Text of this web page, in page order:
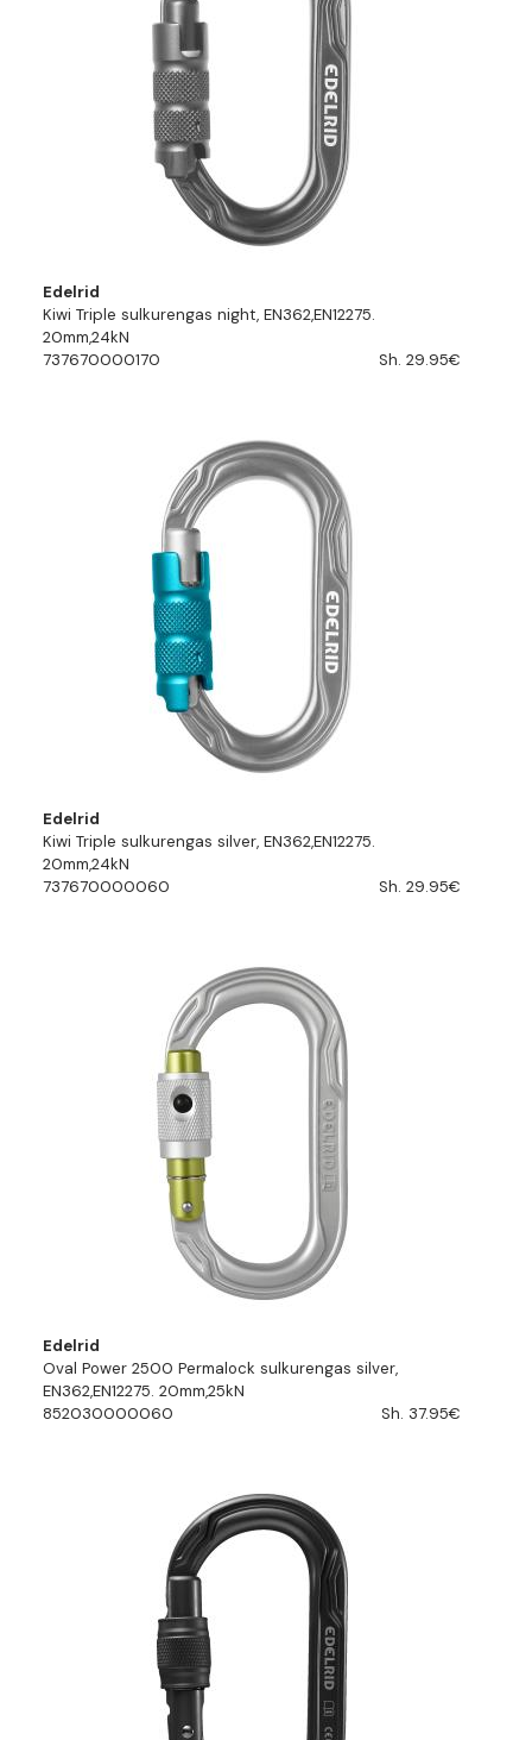
Edelrid
Kiwi Triple sulkurengas night, EN362,EN12275.
20mm,24kN
737670000170
Sh. 29.95€
Edelrid
Kiwi Triple sulkurengas silver, EN362,EN12275.
20mm,24kN
737670000060
Sh. 29.95€
Edelrid
Oval Power 2500 Permalock sulkurengas silver,
EN362,EN12275. 20mm,25kN
852030000060
Sh. 37.95€